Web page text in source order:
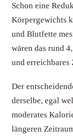
Schon eine
Körpergewichts
und Blutfette
wären das rund
und erreichbares
Der
derselbe, egal
moderates
längeren